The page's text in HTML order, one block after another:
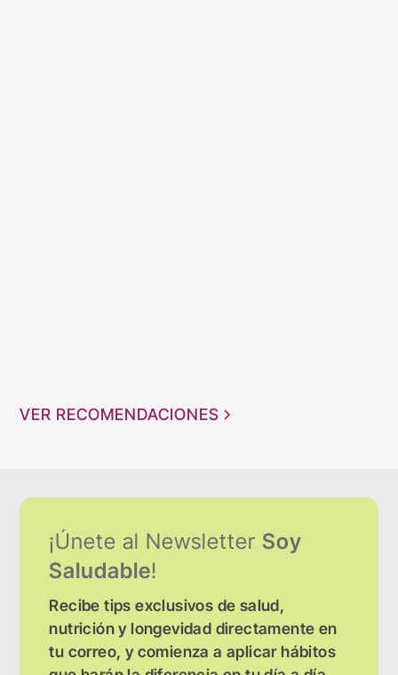
VER RECOMENDACIONES
¡Únete al NewsletterSoy
Saludable!
Recibe tips exclusivos de salud,
nutrición y longevidad directamente en
tu correo, y comienza a aplicar hábitos